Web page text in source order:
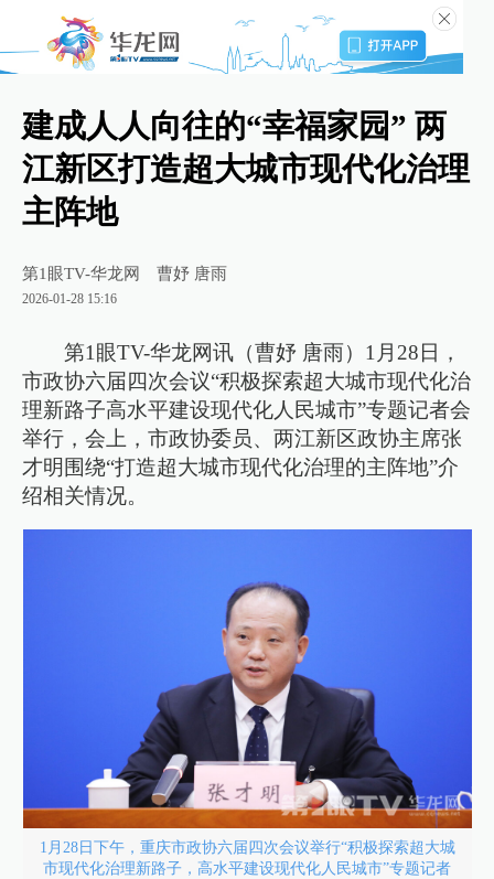
建成人人向往的“幸福家园” 两
江新区打造超大城市现代化治理
主阵地
第1眼TV-华龙网 曹妤 唐雨
2026-01-28 15:16
第1眼TV-华龙网讯（曹妤 唐雨）1月28日，
市政协六届四次会议“积极探索超大城市现代化治
理新路子高水平建设现代化人民城市”专题记者会
举行，会上，市政协委员、两江新区政协主席张
才明围绕“打造超大城市现代化治理的主阵地”介
绍相关情况。
1月28日下午，重庆市政协六届四次会议举行“积极探索超大城
市现代化治理新路子，高水平建设现代化人民城市”专题记者